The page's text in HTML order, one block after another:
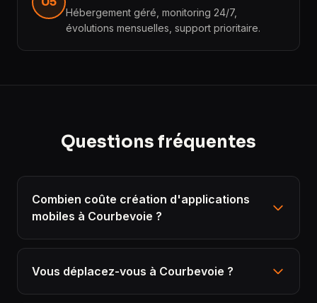
Hébergement géré, monitoring 24/7,
évolutions mensuelles, support prioritaire.
Questions fréquentes
Combien coûte création d'applications
mobiles à Courbevoie ?
Vous déplacez-vous à Courbevoie ?